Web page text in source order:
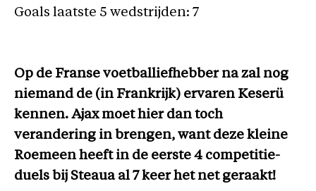
Goals laatste 5 wedstrijden: 7
Op de Franse voetballiefhebber na zal nog
niemand de (in Frankrijk) ervaren Keserü
kennen. Ajax moet hier dan toch
verandering in brengen, want deze kleine
Roemeen heeft in de eerste 4 competitie-
duels bij Steaua al 7 keer het net geraakt!